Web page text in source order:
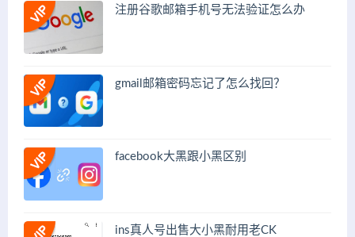
注册谷歌邮箱手机号无法验证怎么办
gmail邮箱密码忘记了怎么找回？
facebook大黑跟小黑区别
ins真人号出售大小黑耐用老CK